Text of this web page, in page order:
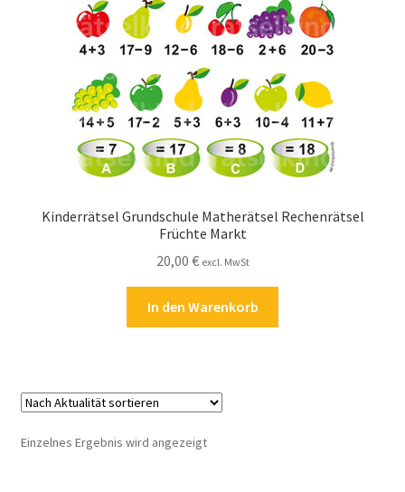
Kostenlose Rätsel
Mein Konto
Shop
Widerrufsbelehrung
Zahlungsarten
Kinderrätsel Grundschule Matherätsel Rechenrätsel
Früchte Markt
20,00 € excl. MwSt
In den Warenkorb
Einzelnes Ergebnis wird angezeigt